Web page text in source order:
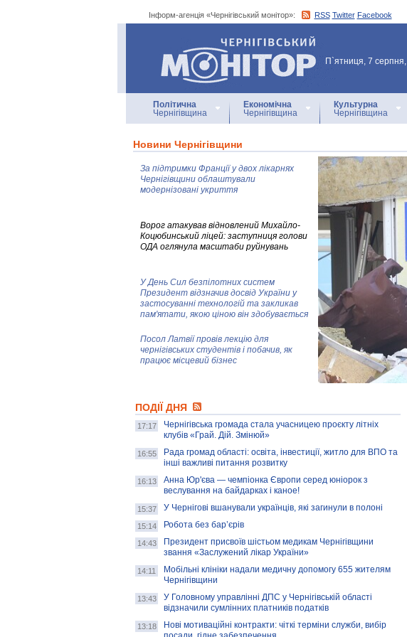
Інформ-агенція «Чернігівський монітор»: RSS Twitter Facebook
Інформ-агенція
«Чернігівський монітор»
П`ятниця, 7 серпня,
Політична
Чернігівщина
Економічна
Чернігівщина
Культурна
Чернігівщина
Новини Чернігівщини
За підтримки Франції у двох лікарнях
Чернігівщини облаштували
модернізовані укриття
Ворог атакував відновлений Михайло-
Коцюбинський ліцей: заступниця голови
ОДА оглянула масштаби руйнувань
У День Сил безпілотних систем
Президент відзначив досвід України у
застосуванні технологій та закликав
пам'ятати, якою ціною він здобувається
Посол Латвії провів лекцію для
чернігівських студентів і побачив, як
працює місцевий бізнес
колекцію про війну, емоції та тварин
AB InBev Efes Україна підтримала
навчальний проєкт "Молодіжна бізнес-
школа", спрямований на розвиток
підприємництва у Чернігівській області
Золота тварина: видання Forbes
написало про чернігівця Патрона: хто і
скільки на ньому заробляє? І куди
витрачають?
ПОДІЇ ДНЯ
17:17
Чернігівська громада стала учасницею проєкту літніх
клубів «Грай. Дій. Змінюй»
16:55
Рада громад області: освіта, інвестиції, житло для ВПО та
інші важливі питання розвитку
16:13
Анна Юр'єва — чемпіонка Європи серед юніорок з
веслування на байдарках і каное!
15:37 У Чернігові вшанували українців, які загинули в полоні
15:14 Робота без бар’єрів
14:43
Президент присвоїв шістьом медикам Чернігівщини
звання «Заслужений лікар України»
14:11
Мобільні клініки надали медичну допомогу 655 жителям
Чернігівщини
13:43
У Головному управлінні ДПС у Чернігівській області
відзначили сумлінних платників податків
13:18
Нові мотиваційні контракти: чіткі терміни служби, вибір